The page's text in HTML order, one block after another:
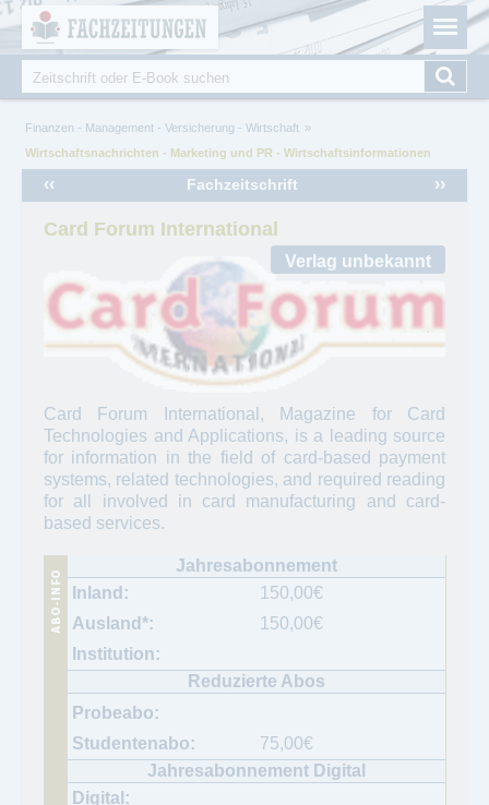
Fachzeitungen.de - Das unabhängige Portal für
Fachmagazine Fachpublikationen & eBooks
Suche
Sie sind hier
Finanzen - Management - Versicherung - Wirtschaft
Wirtschaftsnachrichten - Marketing und PR - Wirtschaftsinformationen
Fachzeitschrift
‹‹ ››
Card Forum International
Card Forum International, Magazine for Card
Technologies and Applications, is a leading source
for information in the field of card-based payment
systems, related technologies, and required reading
for all involved in card manufacturing and card-
based services.
150,00€
150,00€
75,00€
Cookie-Einstellungen